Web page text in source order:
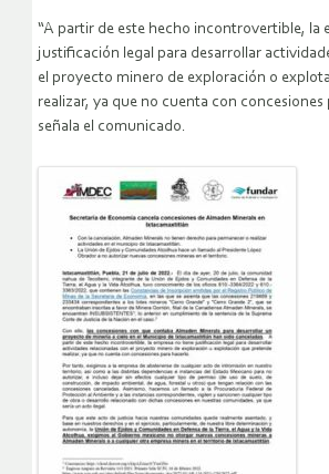
“A partir de este hecho incontrovertible, la
justificación legal para desarrollar
el proyecto minero de exploración o
realizar, ya que no cuenta con concesiones
señala el comunicado.